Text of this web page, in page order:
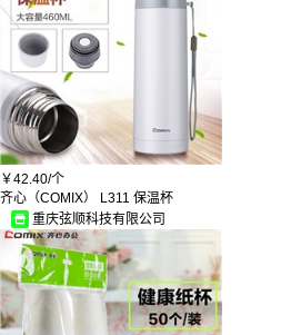
海康威视/HIKVISION
古城
得力
妙洁
苏泊尔
美丽雅
碧浪
超能
瑞家
洁能
神火
可得优
奥妙
云南白药/YUNNANBAIYAO
卡贝/cobbe
上海/Shanghai
杯具熊
￥42.40/个
齐心（COMIX） L311 保温杯
重庆弦顺科技有限公司